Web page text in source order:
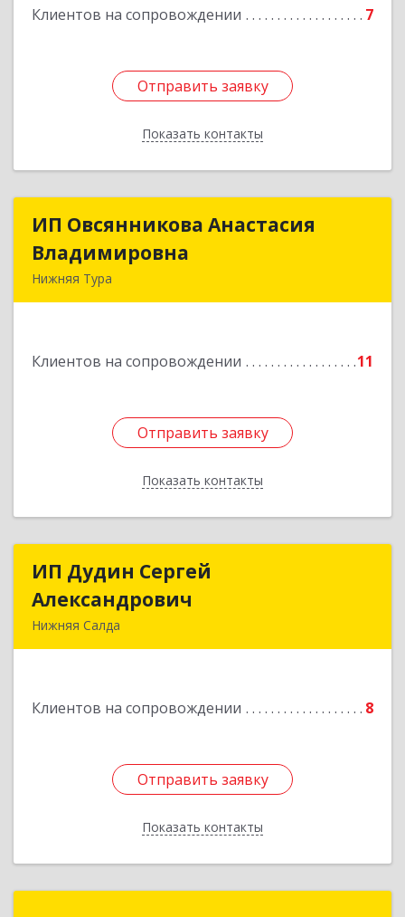
Клиентов на сопровождении 7
Отправить заявку
Показать контакты
Отправить заявку
Назад
ИП Овсянникова Анастасия
Владимировна
Нижняя Тура
Клиентов на сопровождении 11
Отправить заявку
Показать контакты
ИП Овсянникова Анастасия
Подробнее
Отправить заявку
Назад
ИП Дудин Сергей
Александрович
Нижняя Салда
Клиентов на сопровождении 8
Отправить заявку
Показать контакты
ИП Дудин Сергей
Подробнее
Отправить заявку
Назад